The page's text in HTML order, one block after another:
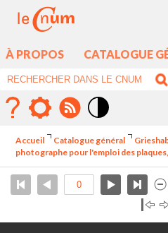
À PROPOS CATALOGUE
élévé
Accueil Catalogue général
photographe pour l'emploi des